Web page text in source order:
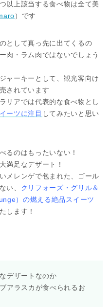
以上該当する食べ物は全て美
）です
として真っ先に出てくるの
肉・ラム肉ではないでしょう
ャーキーとして、観光客向け
されています
リアでは代表的な食べ物とし
ーツに注目 してみたいと思い
るのはもったいない！
満足なデザート！
メレンゲで包まれた、ゴール
い、 クリフォーズ・グリル＆
）の燃える絶品スイーツ
します！
デザートなのか
アラスカが食べられるお